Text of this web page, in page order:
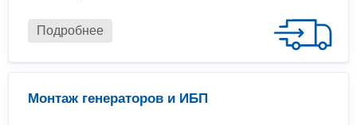
Подробнее
Монтаж генераторов и ИБП